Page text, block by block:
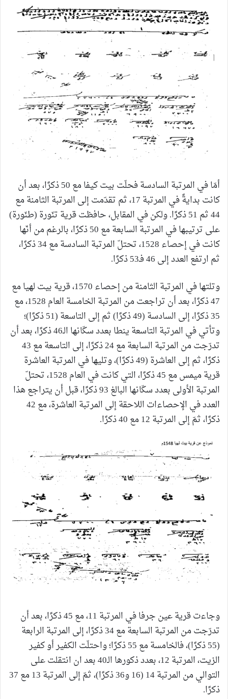
أمّا في المرتبة السادسة فحلّت بيت كيفا مع 50 ذكرًا، بعد أن
كانت بدايةً في المرتبة 17، ثم تقدّمت إلى المرتبة الثامنة مع
44 ثم 51 ذكرًا. ولكن في المقابل، حافظت قرية تنّورة (طنّورة)
على ترتيبها في المرتبة السابعة مع 50 ذكرًا، بالرغم من أنّها
كانت في إحصاء 1528، تحتلّ المرتبة السادسة مع 34 ذكرًا،
ثم ارتفع العدد إلى 46 فـ53 ذكرًا.
وتلتها في المرتبة الثامنة من إحصاء 1570، قرية بيت لهيا مع
47 ذكرًا، بعد أن تراجعت من المرتبة الخامسة العام 1528، مع
35 ذكرًا، إلى السادسة (49 ذكرًا) ثم إلى التاسعة (51 ذكرًا)؛
وتأتي في المرتبة التاسعة ينطا بعدد سكّانها الـ46 ذكرًا، بعد أن
تدرّجت من المرتبة السابعة مع 24 ذكرًا، إلى التاسعة مع 43
ذكرًا، ثم إلى العاشرة (49 ذكرًا)، وتليها في المرتبة العاشرة
قرية ميمس مع 45 ذكرًا، التي كانت في العام 1528، تحتلّ
المرتبة الأولى بعدد سكّانها البالغ 93 ذكرًا، قبل أن يتراجع هذا
العدد في الإحصاءات اللاحقة إلى المرتبة العاشرة، مع 42
ذكرًا، ثمّ إلى المرتبة 12 مع 40 ذكرًا.
وجاءت قرية عين جرفا في المرتبة 11، مع 45 ذكرًا، بعد أن
تدرّجت من المرتبة السابعة مع 34 ذكرًا، إلى المرتبة الرابعة
(55 ذكرًا)، فالخامسة مع 55 ذكرًا؛ واحتلّت الكفير أو كفير
الزيت، المرتبة 12، بعدد ذكورها الـ40 بعد ان انتقلت على
التوالي من المرتبة 14 (16 و36 ذكرًا)، ثمّ إلى المرتبة 13 مع 37
ذكرًا.